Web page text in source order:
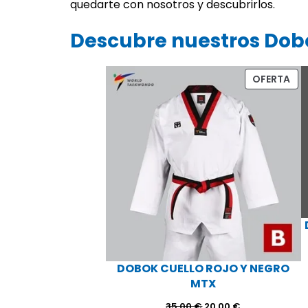
quedarte con nosotros y descubrirlos.
Descubre nuestros
OFERTA
EN
DOBOK CUELLO ROJO Y NEGRO
MTX